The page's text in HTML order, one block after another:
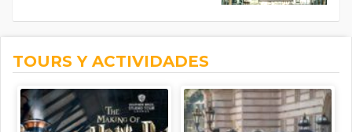
TOURS Y ACTIVIDADES